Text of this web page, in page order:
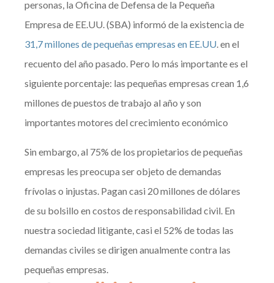
personas, la Oficina de Defensa de la Pequeña
Empresa de EE.UU. (SBA) informó de la existencia de
31,7 millones de pequeñas empresas en EE.UU. en el
recuento del año pasado. Pero lo más importante es el
siguiente porcentaje: las pequeñas empresas crean 1,6
millones de puestos de trabajo al año y son
importantes motores del crecimiento económico
Sin embargo, al 75% de los propietarios de pequeñas
empresas les preocupa ser objeto de demandas
frívolas o injustas. Pagan casi 20 millones de dólares
de su bolsillo en costos de responsabilidad civil. En
nuestra sociedad litigante, casi el 52% de todas las
demandas civiles se dirigen anualmente contra las
pequeñas empresas.